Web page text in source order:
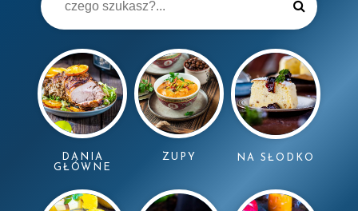
DANIA
GŁÓWNE
ZUPY NA SŁODKO